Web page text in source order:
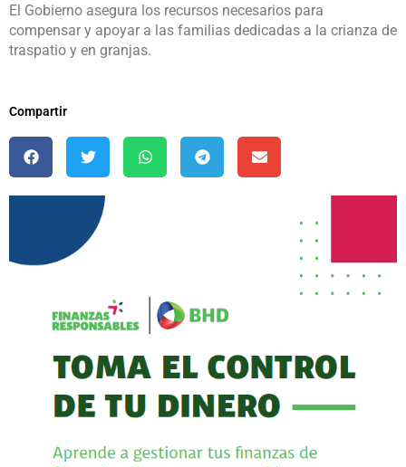
El Gobierno asegura los recursos necesarios para
compensar y apoyar a las familias dedicadas a la crianza de
traspatio y en granjas.
Compartir